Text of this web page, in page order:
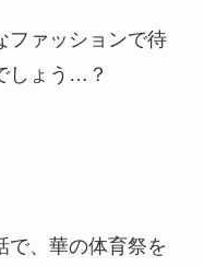
ファッションで待
しょう…？
で、華の体育祭を